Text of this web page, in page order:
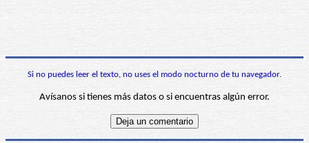
Si no puedes leer el texto, no uses el modo nocturno de tu navegador.
Avísanos si tienes más datos o si encuentras algún error.